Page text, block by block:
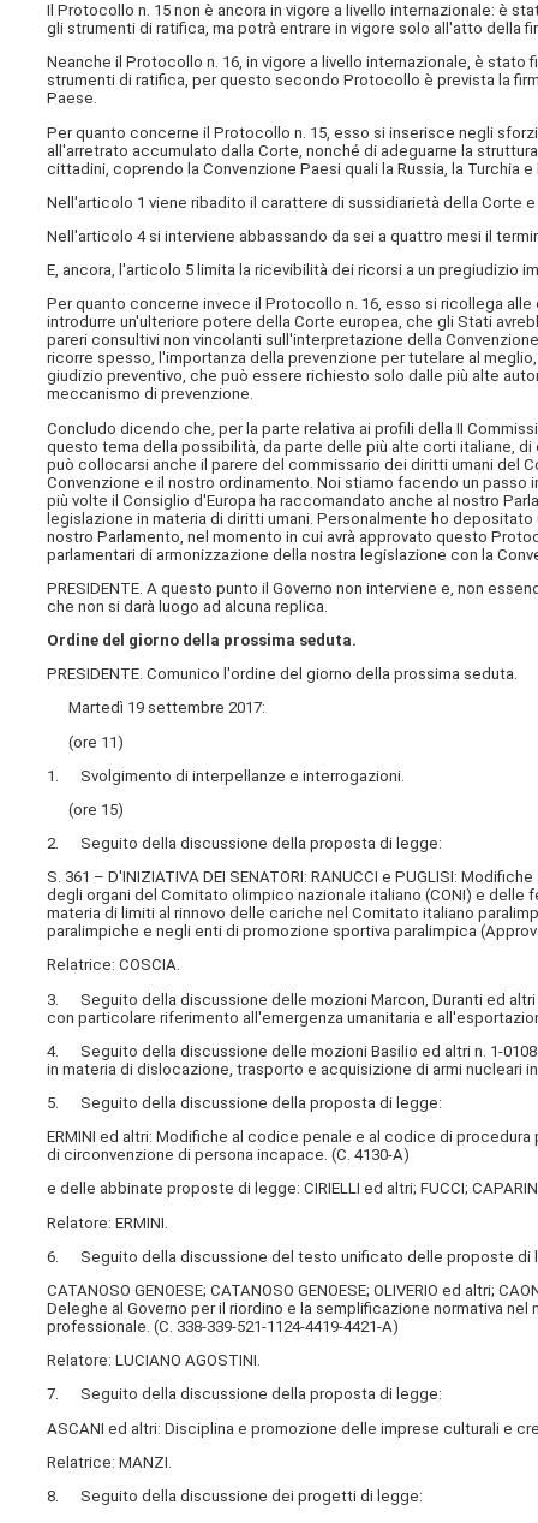
Il Protocollo n. 15 non è ancora in vigore a livello internazionale: è
gli strumenti di ratifica, ma potrà entrare in vigore solo all'atto della
Neanche il Protocollo n. 16, in vigore a livello internazionale, è
strumenti di ratifica, per questo secondo Protocollo è prevista la
Paese.
Per quanto concerne il Protocollo n. 15, esso si inserisce negli
all'arretrato accumulato dalla Corte, nonché di adeguarne la
cittadini, coprendo la Convenzione Paesi quali la Russia, la
Nell'articolo 1 viene ribadito il carattere di sussidiarietà della Corte
Nell'articolo 4 si interviene abbassando da sei a quattro mesi il
E, ancora, l'articolo 5 limita la ricevibilità dei ricorsi a un pregiudizio
Per quanto concerne invece il Protocollo n. 16, esso si ricollega
introdurre un'ulteriore potere della Corte europea, che gli Stati
pareri consultivi non vincolanti sull'interpretazione della
ricorre spesso, l'importanza della prevenzione per tutelare al
giudizio preventivo, che può essere richiesto solo dalle più alte
meccanismo di prevenzione.
Concludo dicendo che, per la parte relativa ai profili della II
questo tema della possibilità, da parte delle più alte corti italiane,
può collocarsi anche il parere del commissario dei diritti umani del
Convenzione e il nostro ordinamento. Noi stiamo facendo un
più volte il Consiglio d'Europa ha raccomandato anche al nostro
legislazione in materia di diritti umani. Personalmente ho
nostro Parlamento, nel momento in cui avrà approvato questo
parlamentari di armonizzazione della nostra legislazione con la
PRESIDENTE. A questo punto il Governo non interviene e, non
che non si darà luogo ad alcuna replica.
Ordine del giorno della prossima seduta.
PRESIDENTE. Comunico l'ordine del giorno della prossima seduta.
Martedì 19 settembre 2017:
(ore 11)
1. Svolgimento di interpellanze e interrogazioni.
(ore 15)
2. Seguito della discussione della proposta di legge:
S. 361 – D'INIZIATIVA DEI SENATORI: RANUCCI e PUGLISI:
degli organi del Comitato olimpico nazionale italiano (CONI) e delle
materia di limiti al rinnovo delle cariche nel Comitato italiano
paralimpiche e negli enti di promozione sportiva paralimpica
Relatrice: COSCIA.
3. Seguito della discussione delle mozioni Marcon, Duranti ed altri
con particolare riferimento all'emergenza umanitaria e
4. Seguito della discussione delle mozioni Basilio ed altri n. 1-
in materia di dislocazione, trasporto e acquisizione di armi nucleari
5. Seguito della discussione della proposta di legge:
ERMINI ed altri: Modifiche al codice penale e al codice di
di circonvenzione di persona incapace. (C. 4130-A)
e delle abbinate proposte di legge: CIRIELLI ed altri; FUCCI;
Relatore: ERMINI.
6. Seguito della discussione del testo unificato delle proposte di
CATANOSO GENOESE; CATANOSO GENOESE; OLIVERIO ed altri;
Deleghe al Governo per il riordino e la semplificazione normativa
professionale. (C. 338-339-521-1124-4419-4421-A)
Relatore: LUCIANO AGOSTINI.
7. Seguito della discussione della proposta di legge:
ASCANI ed altri: Disciplina e promozione delle imprese culturali e
Relatrice: MANZI.
8. Seguito della discussione dei progetti di legge: